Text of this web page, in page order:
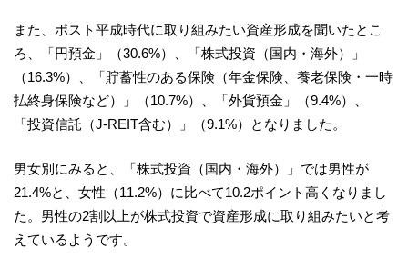
また、ポスト平成時代に取り組みたい資産形成を聞いたとこ
ろ、「円預金」（30.6%）、「株式投資（国内・海外）」
（16.3%）、「貯蓄性のある保険（年金保険、養老保険・一時
払終身保険など）」（10.7%）、「外貨預金」（9.4%）、
「投資信託（J-REIT含む）」（9.1%）となりました。
男女別にみると、「株式投資（国内・海外）」では男性が
21.4%と、女性（11.2%）に比べて10.2ポイント高くなりまし
た。男性の2割以上が株式投資で資産形成に取り組みたいと考
えているようです。